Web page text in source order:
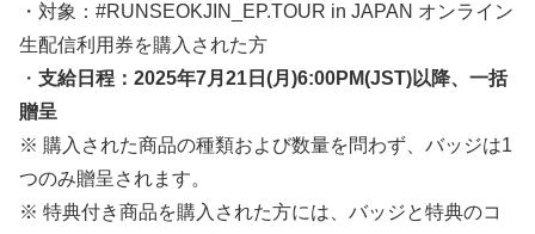
・対象：#RUNSEOKJIN_EP.TOUR in JAPAN オンライン
生配信利用券を購入された方
・ 支給日程：2025年7月21日(月)6:00PM(JST)以降、一括
贈呈
※ 購入された商品の種類および数量を問わず、バッジは1
つのみ贈呈されます。
※ 特典付き商品を購入された方には、バッジと特典のコ